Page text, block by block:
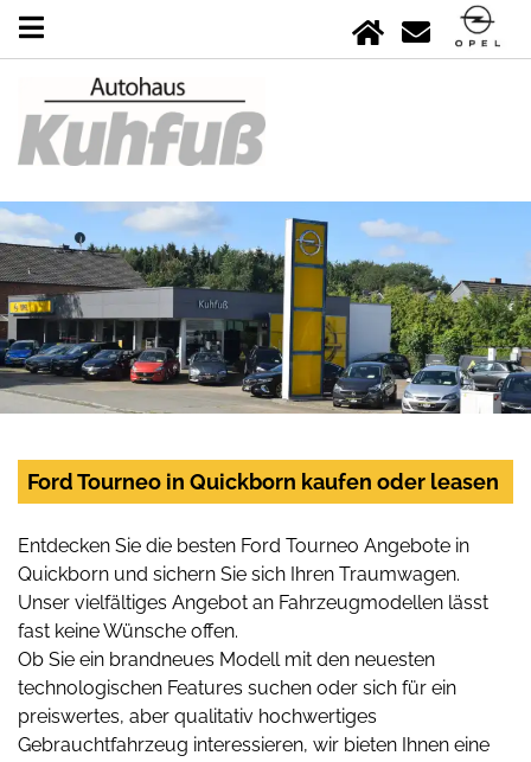
Ford Tourneo in Quickborn kaufen oder leasen
Entdecken Sie die besten Ford Tourneo Angebote in
Quickborn und sichern Sie sich Ihren Traumwagen.
Unser vielfältiges Angebot an Fahrzeugmodellen lässt
fast keine Wünsche offen.
Ob Sie ein brandneues Modell mit den neuesten
technologischen Features suchen oder sich für ein
preiswertes, aber qualitativ hochwertiges
Gebrauchtfahrzeug interessieren, wir bieten Ihnen eine